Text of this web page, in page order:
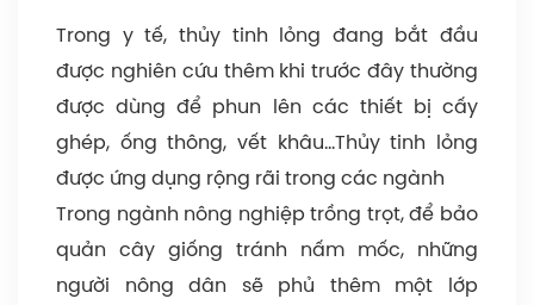
Trong y tế, thủy tinh lỏng đang bắt đầu
được nghiên cứu thêm khi trước đây thường
được dùng để phun lên các thiết bị cấy
ghép, ống thông, vết khâu…Thủy tinh lỏng
được ứng dụng rộng rãi trong các ngành
Trong ngành nông nghiệp trồng trọt, để bảo
quản cây giống tránh nấm mốc, những
người nông dân sẽ phủ thêm một lớp